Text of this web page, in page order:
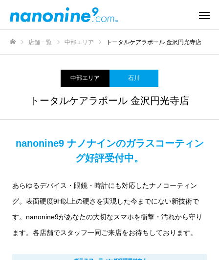
店舗一覧 中部エリア トータルケアラポール 金沢円光寺店
中部エリア 石川
トータルケアラポール 金沢円光寺店
nanonine9 ナノナインのガラスコーティン
グ好評受付中。
あらゆるデバイス・眼鏡・時計にも対応したナノコーティン
グ。表面硬度9H以上の硬さを実現した今までにない新技術で
す。nanonine9があなたの大切なスマホを衝撃・汚れから守り
ます。各店舗でスタッフ一同ご来店をお待ちしております。